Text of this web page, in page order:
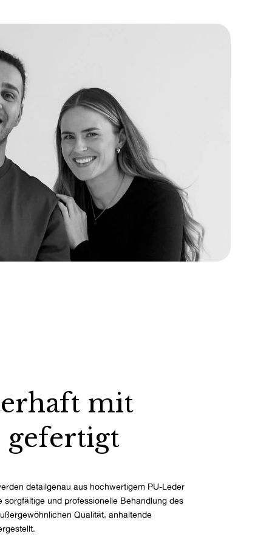
mit
gefertigt
detailgenau aus hochwertigem PU-Leder
sorgfältige und professionelle Behandlung des
Qualität, anhaltende